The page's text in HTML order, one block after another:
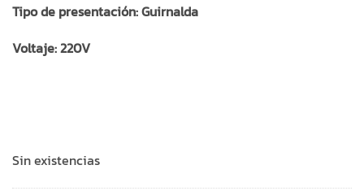
Tipo de presentación: Guirnalda
Voltaje: 220V
Sin existencias